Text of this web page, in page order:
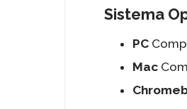
Sistema
PC
Mac